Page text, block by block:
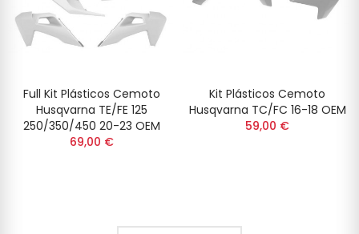
Full Kit Plásticos Cemoto
Husqvarna TE/FE 125
250/350/450 20-23 OEM
69,00 €
Kit Plásticos Cemoto
Husqvarna TC/FC 16-18 OEM
59,00 €